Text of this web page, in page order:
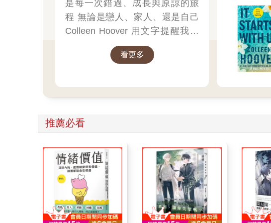
是每一次錯過、成長與原諒的旅
程 無論是戀人、家人、還是自己
Colleen Hoover 用文字提醒我們
每一次破碎，都是重生的開始
Sometimes the end is where love
看更多
推薦必看